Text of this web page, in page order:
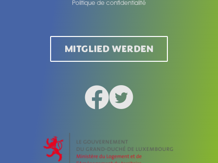
Politique de confidentialité
MITGLIED WERDEN